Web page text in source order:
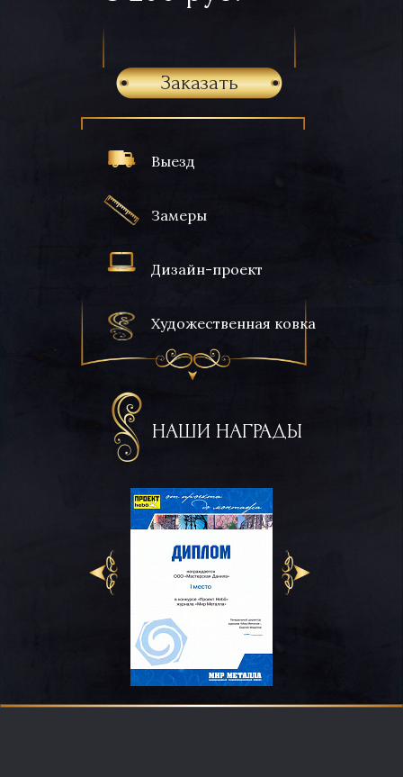
Выезд
Замеры
Дизайн-проект
Художественная ковка
НАШИ НАГРАДЫ
Заказать